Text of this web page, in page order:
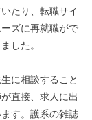
たり、転職サイ
ズに再就職がで
した。
に相談すること
直接、求人に出
す。護系の雑誌